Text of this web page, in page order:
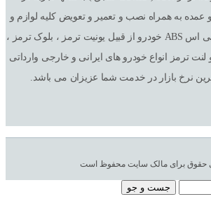
به همراه نصب و تعمیر و تعویض کلیه لوازم و
قطعات سیستم ترمز ای بی اس ABS خودرو از قبیل یونیت ترمز ، بلوک ترمز ،
ترمز انواع خودرو های ایرانی و خارجی وارداتی
نرخ بازار در خدمت شما عزیزان می باشد.
حقوق برای مالک سایت محفوظ است
جست و جو